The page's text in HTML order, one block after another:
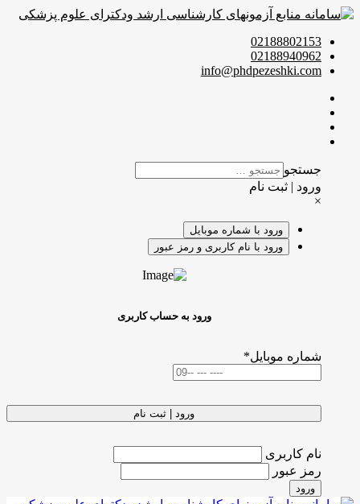
02188802153
02188940962
info@phdpezeshki.com
جستجو
ورود | ثبت نام
×
ورود با شماره موبایل
ورود با نام کاربری و رمز عبور
ورود به حساب کاربری
شماره موبایل*
ورود | ثبت نام
نام کاربری
رمز عبور
ورود